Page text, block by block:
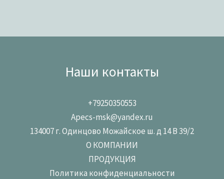
Наши контакты
+79250350553
Apecs-msk@yandex.ru
134007 г. Одинцово Можайское ш. д 14 В 39/2
О КОМПАНИИ
ПРОДУКЦИЯ
Политика конфиденциальности